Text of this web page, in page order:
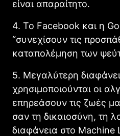
είναι απαραίτητο.
4. Το Facebook και η
“συνεχίσουν τις
καταπολέμηση των
5. Μεγαλύτερη
χρησιμοποιούνται οι
επηρεάσουν τις ζωές
σαν τη δικαιοσύνη, τη
διαφάνεια στο Machine